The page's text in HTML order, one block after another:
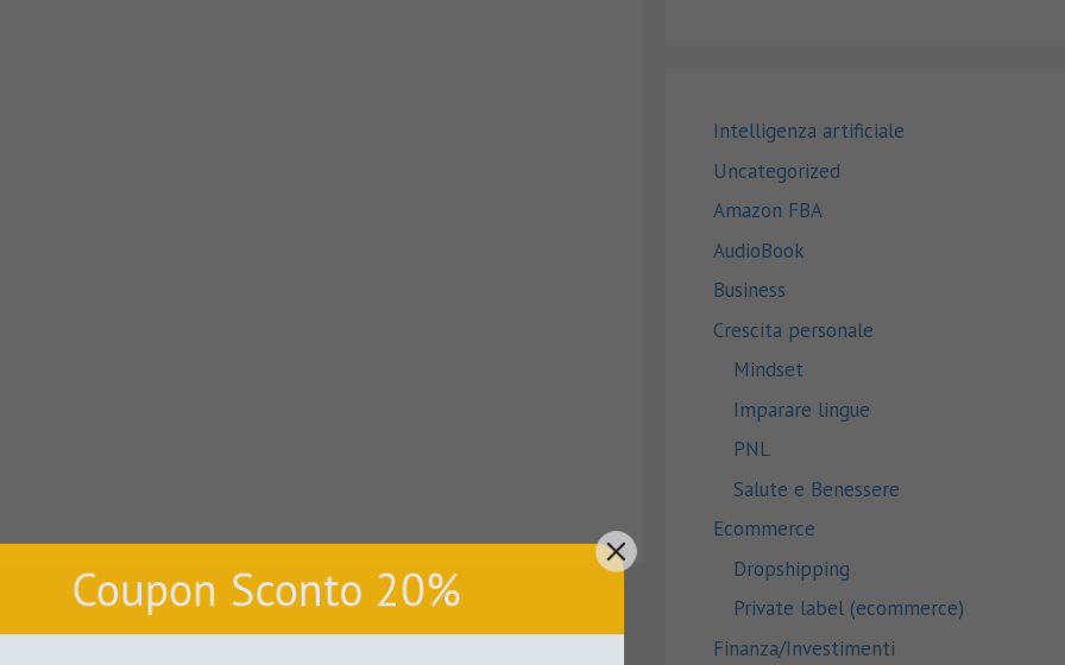
Intelligenza artificiale
Uncategorized
Amazon FBA
AudioBook
Business
Crescita personale
Mindset
Imparare lingue
PNL
Salute e Benessere
Ecommerce
Dropshipping
Private label (ecommerce)
Finanza/Investimenti
Coupon Sconto 20%